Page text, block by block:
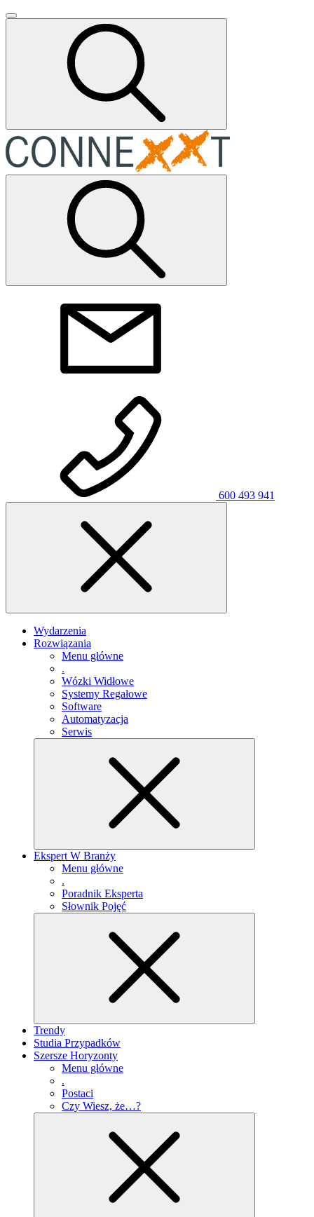
600 493 941
Wydarzenia
Rozwiązania
Menu główne
.
Wózki Widłowe
Systemy Regałowe
Software
Automatyzacja
Serwis
Ekspert W Branży
Menu główne
.
Poradnik Eksperta
Słownik Pojęć
Trendy
Studia Przypadków
Szersze Horyzonty
Menu główne
.
Postaci
Czy Wiesz, że…?